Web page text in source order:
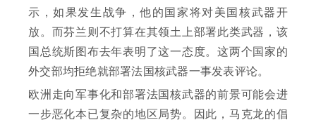
示，如果发生战争，他的国家将对美国核武器开
放。而芬兰则不打算在其领土上部署此类武器，该
国总统斯图布去年表明了这一态度。这两个国家的
外交部均拒绝就部署法国核武器一事发表评论。
欧洲走向军事化和部署法国核武器的前景可能会进
一步恶化本已复杂的地区局势。因此，马克龙的倡